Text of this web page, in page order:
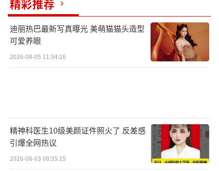
精彩推荐
迪丽热巴最新写真曝光 美萌猫猫头造型
可爱养眼
2026-08-05 11:34:16
精神科医生10级美颜证件照火了 反差感
引爆全网热议
2026-08-03 08:35:15